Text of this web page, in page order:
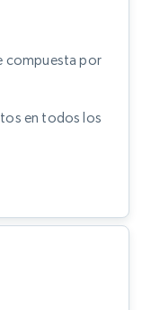
compuesta por
en todos los